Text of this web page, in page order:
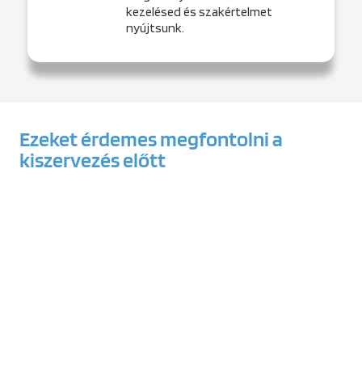
kezelésed és szakértelmet
nyújtsunk.
Ezeket érdemes megfontolni a
kiszervezés előtt